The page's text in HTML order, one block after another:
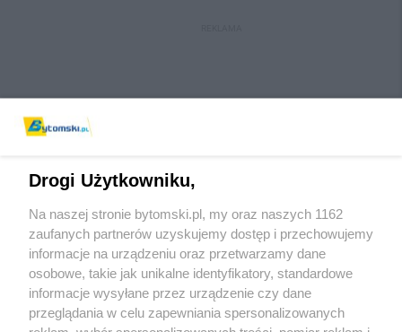
Wydawca mediów lokalnych
Drogi Użytkowniku,
Na naszej stronie bytomski.pl, my oraz naszych 1162
zaufanych partnerów uzyskujemy dostęp i przechowujemy
informacje na urządzeniu oraz przetwarzamy dane
osobowe, takie jak unikalne identyfikatory, standardowe
informacje wysyłane przez urządzenie czy dane
przeglądania w celu zapewniania spersonalizowanych